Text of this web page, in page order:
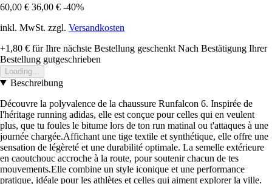
60,00 € 36,00 € -40%
inkl. MwSt. zzgl. Versandkosten
+1,80 € für Ihre nächste Bestellung geschenkt Nach Bestätigung Ihrer
Bestellung gutgeschrieben
Loading...
Beschreibung
Découvre la polyvalence de la chaussure Runfalcon 6. Inspirée de
l'héritage running adidas, elle est conçue pour celles qui en veulent
plus, que tu foules le bitume lors de ton run matinal ou t'attaques à une
journée chargée.Affichant une tige textile et synthétique, elle offre une
sensation de légèreté et une durabilité optimale. La semelle extérieure
en caoutchouc accroche à la route, pour soutenir chacun de tes
mouvements.Elle combine un style iconique et une performance
pratique, idéale pour les athlètes et celles qui aiment explorer la ville.